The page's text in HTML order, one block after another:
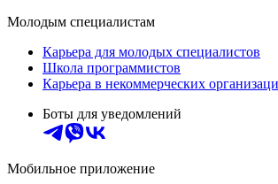
Молодым специалистам
Карьера для молодых специалистов
Школа программистов
Карьера в некоммерческих
Боты для уведомлений
Мобильное приложение